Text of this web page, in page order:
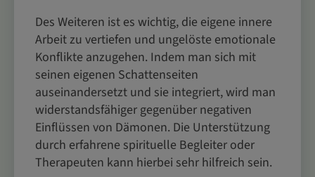
Des Weiteren ist es wichtig, die eigene innere
Arbeit zu vertiefen und ungelöste emotionale
Konflikte anzugehen. Indem man sich mit
seinen eigenen Schattenseiten
auseinandersetzt und sie integriert, wird man
widerstandsfähiger gegenüber negativen
Einflüssen von Dämonen. Die Unterstützung
durch erfahrene spirituelle Begleiter oder
Therapeuten kann hierbei sehr hilfreich sein.